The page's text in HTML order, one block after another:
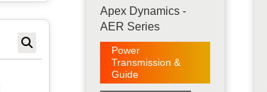
Apex Dynamics -
AER Series
Power
Transmission &
Guide